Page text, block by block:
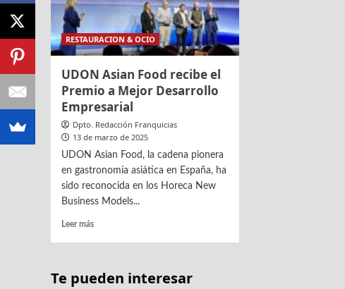
RESTAURACION & OCIO
UDON Asian Food recibe el
Premio a Mejor Desarrollo
Empresarial
Dpto. Redacción Franquicias
13 de marzo de 2025
UDON Asian Food, la cadena pionera
en gastronomía asiática en España, ha
sido reconocida en los Horeca New
Business Models...
Leer másLeer
Asian
Te pueden interesar